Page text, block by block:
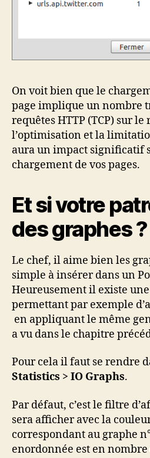
On voit bien que le
page implique un nombre
requêtes HTTP (TCP) sur le
l’optimisation et la
aura un impact significatif
chargement de vos pages.
Et si votre
des graphes ?
Le chef, il aime bien les
simple à insérer dans un
Heureusement il existe
permettant par exemple
en appliquant le même
a vu dans le chapitre
Pour cela il faut se rendre
Statistics > IO Graphs.
Par défaut, c’est le filtre
sera afficher avec la
correspondant au graphe
enordonnée est en nombre